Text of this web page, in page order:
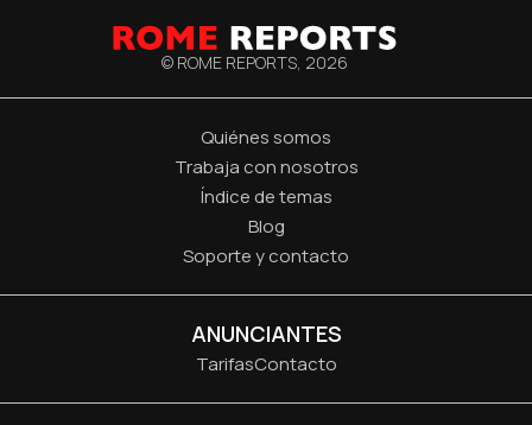
© ROME REPORTS, 2026
Quiénes somos
Trabaja con nosotros
Índice de temas
Blog
Soporte y contacto
ANUNCIANTES
TarifasContacto